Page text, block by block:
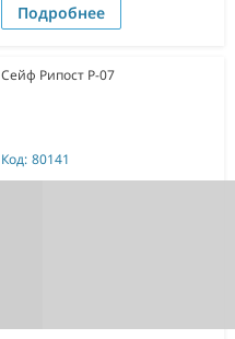
Подробнее
Сейф Рипост Р-07
Код: 80141